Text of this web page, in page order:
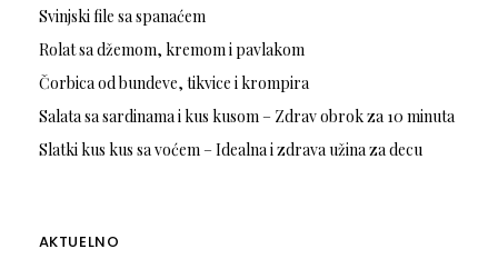
Svinjski file sa spanaćem
Rolat sa džemom, kremom i pavlakom
Čorbica od bundeve, tikvice i krompira
Salata sa sardinama i kus kusom – Zdrav obrok za 10 minuta
Slatki kus kus sa voćem – Idealna i zdrava užina za decu
AKTUELNO